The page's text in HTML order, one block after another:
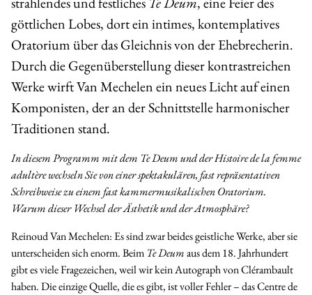
göttlichen Lobes, dort ein intimes, kontemplatives
Oratorium über dasGleichnis von der Ehebrecherin.
Durch die Gegenüberstellung dieser kontrastreichen
Werke wirft Van Mechelen ein neues Licht auf einen
Komponisten, der an der Schnittstelle harmonischer
Traditionen stand.
In diesem Programm mit dem Te Deum und der Histoire de la femme
adultère wechseln Sie von einer spektakulären, fast repräsentativen
Schreibweise zu einem fast kammermusikalischen Oratorium.
Warum dieser Wechsel der Ästhetik und der Atmosphäre?
Reinoud Van Mechelen:Es sind zwar beides geistliche Werke, aber sie
unterscheiden sich enorm. Beim Te Deumaus dem 18. Jahrhundert
gibt es viele Fragezeichen, weil wir kein Autograph von Clérambault
haben. Die einzige Quelle, die es gibt, ist voller Fehler – dasCentre de